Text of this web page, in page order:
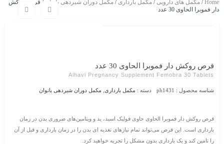
Home
/ مکمل های دارویی / مکمل بارداری / مکمل دوران شیردهی بانوان
/ قرص روکش
دار فموبرا الحاوی 30 عدد
قرص روکش دار فموبرا الحاوی 30 عدد
Alhavi Pregnancy Supplement Femobra 30 Tablets
شناسه محصول : ph1431 دسته : مکمل بارداری مکمل دوران شیردهی بانوان
قرص روکش دار فموبرا الحاوی حاوی فولیک اسید، ید و ویتامین‌های ضروری بدن در زمان
بارداری است. این قرص می‌تواند تمام نیازهای تغذیه ای بدن را در زمان بارداری و قبل از آن
را تامین کند و یک بارداری بدون مشکل را تجربه خواهید کرد.